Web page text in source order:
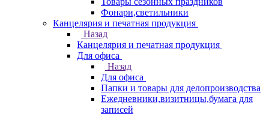
Фонари,светильники
Канцелярия и печатная продукция
Назад
Канцелярия и печатная продукция
Для офиса
Назад
Для офиса
Папки и товары для делопроизводства
Ежедневники,визитницы,бумага для
записей